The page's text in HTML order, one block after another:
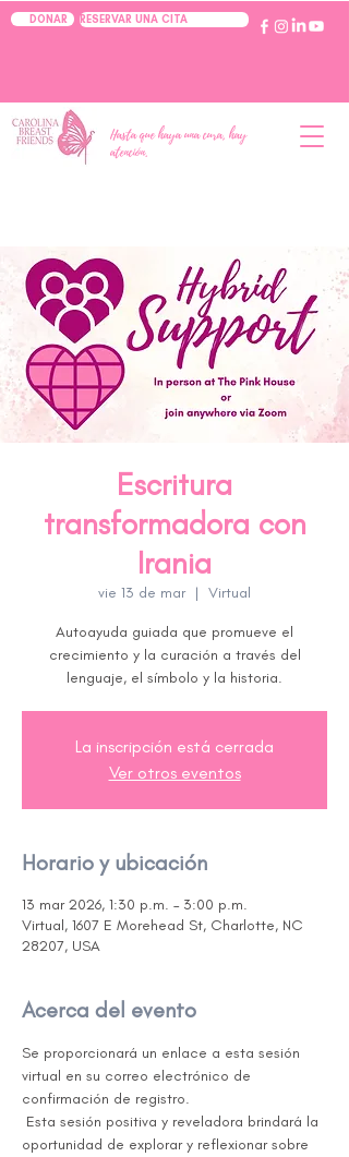
DONAR RESERVAR UNA CITA
Hasta que haya una cura, hay
atención.
Escritura
transformadora con
Irania
vie 13 de mar
  |
Virtual
Autoayuda guiada que promueve el
crecimiento y la curación a través del
lenguaje, el símbolo y la historia.
La inscripción está cerrada
Ver otros eventos
Horario y ubicación
13 mar 2026, 1:30 p.m. – 3:00 p.m.
Virtual, 1607 E Morehead St, Charlotte, NC
28207, USA
Acerca del evento
Se proporcionará un enlace a esta sesión
virtual en su correo electrónico de
confirmación de registro.
oportunidad de explorar y reflexionar sobre